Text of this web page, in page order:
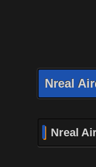
Nreal
Nreal